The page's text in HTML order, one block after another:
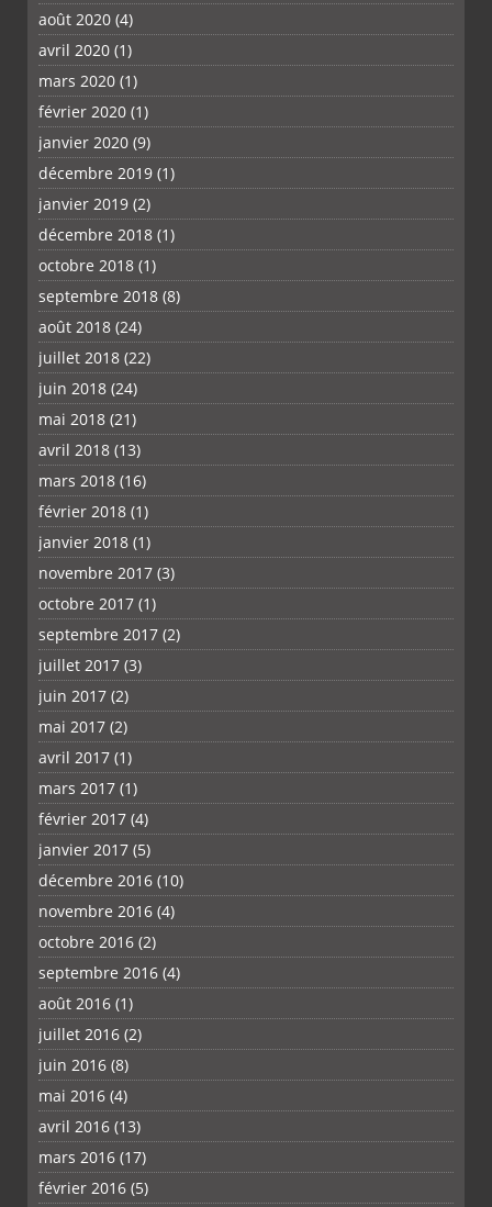
août 2020 (4)
avril 2020 (1)
mars 2020 (1)
février 2020 (1)
janvier 2020 (9)
décembre 2019 (1)
janvier 2019 (2)
décembre 2018 (1)
octobre 2018 (1)
septembre 2018 (8)
août 2018 (24)
juillet 2018 (22)
juin 2018 (24)
mai 2018 (21)
avril 2018 (13)
mars 2018 (16)
février 2018 (1)
janvier 2018 (1)
novembre 2017 (3)
octobre 2017 (1)
septembre 2017 (2)
juillet 2017 (3)
juin 2017 (2)
mai 2017 (2)
avril 2017 (1)
mars 2017 (1)
février 2017 (4)
janvier 2017 (5)
décembre 2016 (10)
novembre 2016 (4)
octobre 2016 (2)
septembre 2016 (4)
août 2016 (1)
juillet 2016 (2)
juin 2016 (8)
mai 2016 (4)
avril 2016 (13)
mars 2016 (17)
février 2016 (5)